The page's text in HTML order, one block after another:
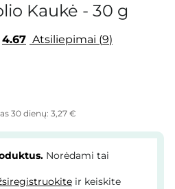
Kaukė - 30 g
4.67 Atsiliepimai 9
30 dienų: 3,27 €
Norėdami tai
ir keiskite